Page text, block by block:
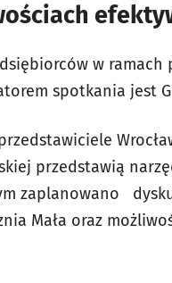
w ramach
spotkania jest
przedstawią
zaplanowano
Mała oraz